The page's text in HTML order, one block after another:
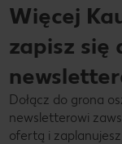
Więcej
zapisz się
Dołącz do grona
newsletterowi
ofertą i